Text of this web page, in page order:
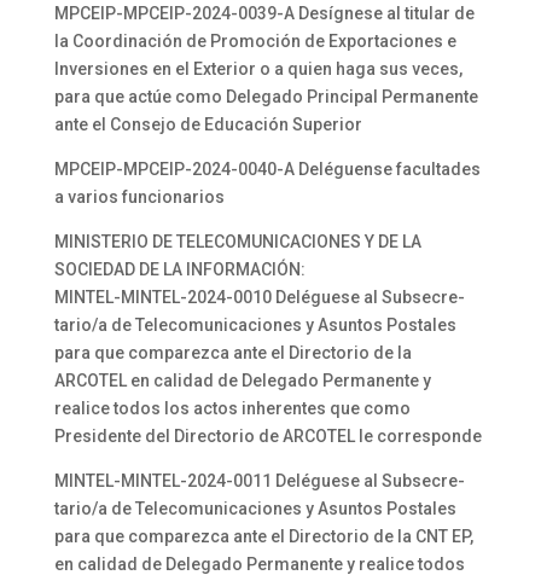
MPCEIP-MPCEIP-2024-0039-A Desígnese al titular de
la Coordinación de Promoción de Exportaciones e
Inversiones en el Exterior o a quien haga sus veces,
para que actúe como Delegado Principal Permanente
ante el Consejo de Educación Superior
MPCEIP-MPCEIP-2024-0040-A Deléguense facultades
a varios funcionarios
MINISTERIO DE TELECOMUNICACIONES Y DE LA
SOCIEDAD DE LA INFORMACIÓN:
MINTEL-MINTEL-2024-0010 Deléguese al Subsecre-
tario/a de Telecomunicaciones y Asuntos Postales
para que comparezca ante el Directorio de la
ARCOTEL en calidad de Delegado Permanente y
realice todos los actos inherentes que como
Presidente del Directorio de ARCOTEL le corresponde
MINTEL-MINTEL-2024-0011 Deléguese al Subsecre-
tario/a de Telecomunicaciones y Asuntos Postales
para que comparezca ante el Directorio de la CNT EP,
en calidad de Delegado Permanente y realice todos